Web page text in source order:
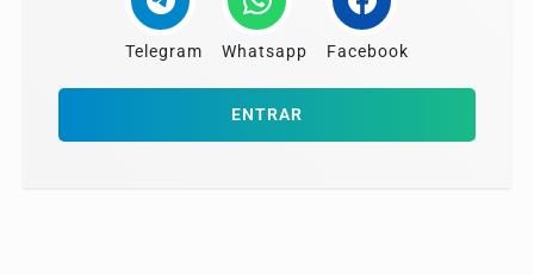
Telegram Whatsapp Facebook
ENTRAR